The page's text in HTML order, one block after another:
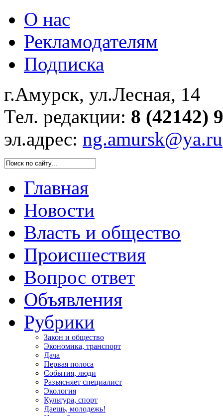
О нас
Рекламодателям
Подписка
г.Амурск, ул.Лесная, 14
Тел. редакции: 8 (42142)
эл.адрес: ng.amursk@ya.ru
Главная
Новости
Власть и общество
Происшествия
Вопрос ответ
Объявления
Рубрики
Закон и общество
Экономика, транспорт
Дача
Первая полоса
События, люди
Разъясняет специалист
Экология
Культура, спорт
Даешь, молодежь!